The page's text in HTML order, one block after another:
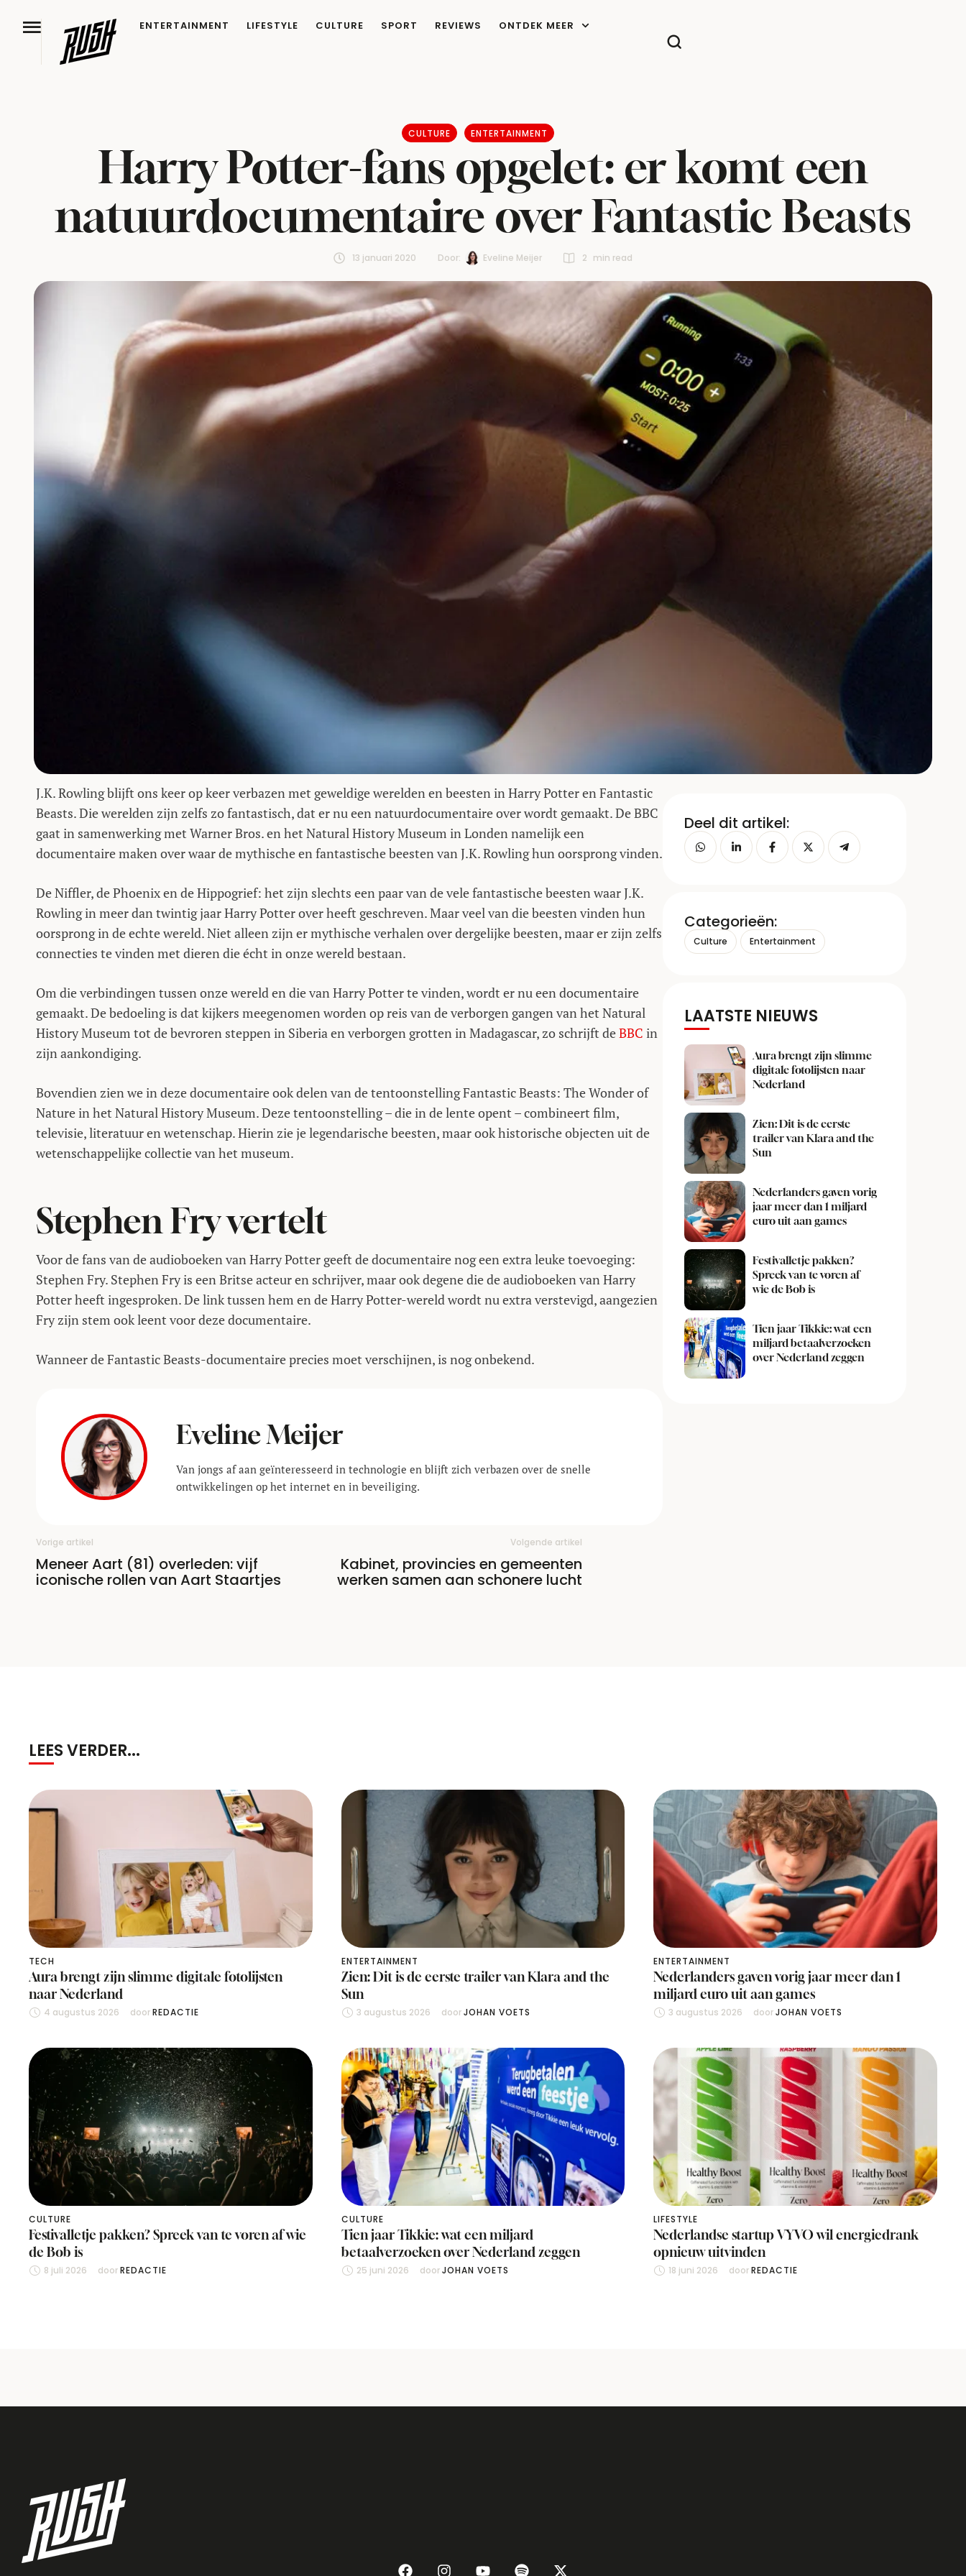
ENTERTAINMENT LIFESTYLE CULTURE SPORT REVIEWS ONTDEK MEER
CULTURE ENTERTAINMENT
Harry Potter-fans opgelet: er komt een
natuurdocumentaire over Fantastic Beasts
13 januari 2020 Door: Eveline Meijer 2 min read
J.K. Rowling blijft ons keer op keer verbazen met geweldige werelden en beesten in Harry Potter en Fantastic
Beasts. Die werelden zijn zelfs zo fantastisch, dat er nu een natuurdocumentaire over wordt gemaakt. De BBC
gaat in samenwerking met Warner Bros. en het Natural History Museum in Londen namelijk een
documentaire maken over waar de mythische en fantastische beesten van J.K. Rowling hun oorsprong vinden.
De Niffler, de Phoenix en de Hippogrief: het zijn slechts een paar van de vele fantastische beesten waar J.K.
Rowling in meer dan twintig jaar Harry Potter over heeft geschreven. Maar veel van die beesten vinden hun
oorsprong in de echte wereld. Niet alleen zijn er mythische verhalen over dergelijke beesten, maar er zijn zelfs
connecties te vinden met dieren die écht in onze wereld bestaan.
Om die verbindingen tussen onze wereld en die van Harry Potter te vinden, wordt er nu een documentaire
gemaakt. De bedoeling is dat kijkers meegenomen worden op reis van de verborgen gangen van het Natural
History Museum tot de bevroren steppen in Siberia en verborgen grotten in Madagascar, zo schrijft deBBC in
zijn aankondiging.
Bovendien zien we in deze documentaire ook delen van de tentoonstelling Fantastic Beasts: The Wonder of
Nature in het Natural History Museum. Deze tentoonstelling – die in de lente opent – combineert film,
televisie, literatuur en wetenschap. Hierin zie je legendarische beesten, maar ook historische objecten uit de
wetenschappelijke collectie van het museum.
Stephen Fry vertelt
Voor de fans van de audioboeken van Harry Potter geeft de documentaire nog een extra leuke toevoeging:
Stephen Fry. Stephen Fry is een Britse acteur en schrijver, maar ook degene die de audioboeken van Harry
Potter heeft ingesproken. De link tussen hem en de Harry Potter-wereld wordt nu extra verstevigd, aangezien
Fry zijn stem ook leent voor deze documentaire.
Wanneer de Fantastic Beasts-documentaire precies moet verschijnen, is nog onbekend.
Eveline Meijer
Van jongs af aan geïnteresseerd in technologie en blijft zich verbazen over de snelle
ontwikkelingen op het internet en in beveiliging.
Vorige artikel
Meneer Aart (81) overleden: vijf
iconische rollen van Aart Staartjes
Volgende artikel
Kabinet, provincies en gemeenten
werken samen aan schonere lucht
Deel dit artikel:
Categorieën:
Culture Entertainment
LAATSTE NIEUWS
Aura brengt zijn slimme
digitale fotolijsten naar
Nederland
Zien: Dit is de eerste
trailer van Klara and the
Sun
Nederlanders gaven vorig
jaar meer dan 1 miljard
euro uit aan games
Festivalletje pakken?
Spreek van te voren af
wie de Bob is
Tien jaar Tikkie: wat een
miljard betaalverzoeken
over Nederland zeggen
LEES VERDER...
TECH
Aura brengt zijn slimme digitale fotolijsten
naar Nederland
4 augustus 2026 door REDACTIE
ENTERTAINMENT
Zien: Dit is de eerste trailer van Klara and the
Sun
3 augustus 2026 door JOHAN VOETS
ENTERTAINMENT
Nederlanders gaven vorig jaar meer dan 1
miljard euro uit aan games
3 augustus 2026 door JOHAN VOETS
CULTURE
Festivalletje pakken? Spreek van te voren af wie
de Bob is
8 juli 2026 door REDACTIE
CULTURE
Tien jaar Tikkie: wat een miljard
betaalverzoeken over Nederland zeggen
25 juni 2026 door JOHAN VOETS
LIFESTYLE
Nederlandse startup VYVO wil energiedrank
opnieuw uitvinden
18 juni 2026 door REDACTIE